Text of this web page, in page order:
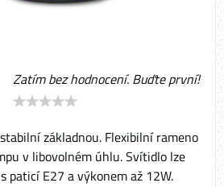
Zatím bez hodnocení. Buďte první!
základnou. Flexibilní rameno
v libovolném úhlu. Svítidlo lze
paticí E27 a výkonem až 12W.